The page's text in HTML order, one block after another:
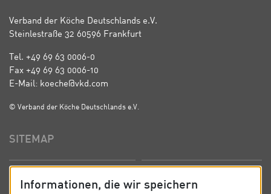
Verband der Köche Deutschlands e.V.
Steinlestraße 32 60596 Frankfurt
Tel. +49 69 63 0006-0
Fax +49 69 63 0006-10
E-Mail: koeche@vkd.com
© Verband der Köche Deutschlands e.V.
SITEMAP
Informationen, die wir speichern